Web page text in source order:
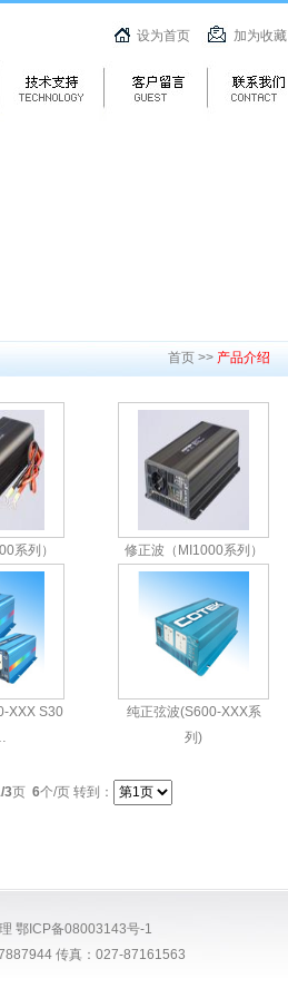
设为首页 加为收藏
首页 >> 产品介绍
系列） 修正波（MI1000系列）
XXX S30
纯正弦波(S600-XXX系
列)
3页 6个/页 转到：
鄂ICP备08003143号-1
传真：027-87161563